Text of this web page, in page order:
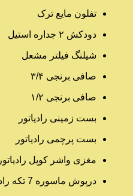
تفلون مایع ترک
دودکش ۲ جداره استیل
شیلنگ فیلتر مشعل
صافی برنجی ۳/۴
صافی برنجی ۱/۲
بست زمینی رادیاتور
بست پرچمی رادیاتور
مغزی واشر کوپل رادیاتور
درپوش ماسوره 7 تکه رادیاتور